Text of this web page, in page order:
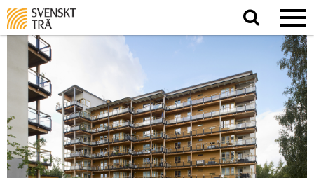
Sök
på
webbplatsen